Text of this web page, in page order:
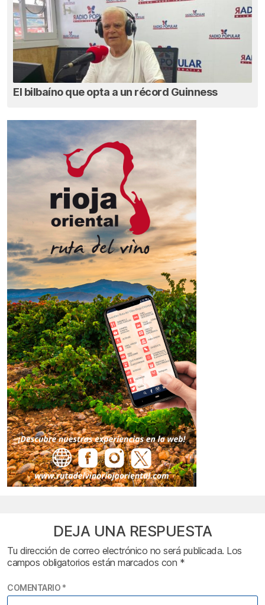
El bilbaíno que opta a un récord Guinness
DEJA UNA RESPUESTA
Tu dirección de correo electrónico no será publicada. Los
campos obligatorios están marcados con *
COMENTARIO *